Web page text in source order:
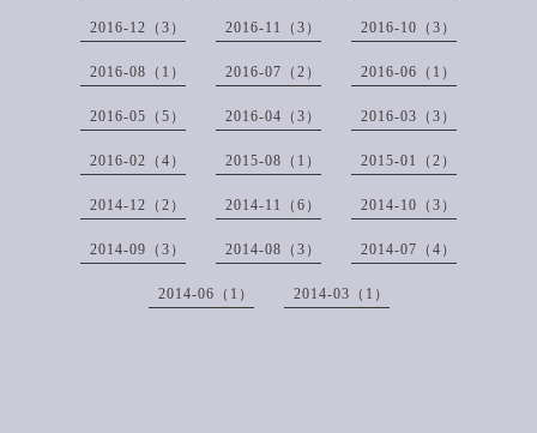
2016-12（3） 2016-11（3） 2016-10（3）
2016-08（1） 2016-07（2） 2016-06（1）
2016-05（5） 2016-04（3） 2016-03（3）
2016-02（4） 2015-08（1） 2015-01（2）
2014-12（2） 2014-11（6） 2014-10（3）
2014-09（3） 2014-08（3） 2014-07（4）
2014-06（1） 2014-03（1）